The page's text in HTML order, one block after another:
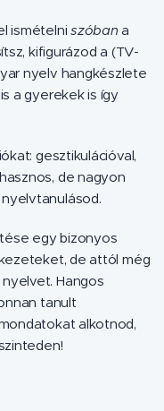
ismételniszóbana
kifigurázod a (TV-
nyelv hangkészlete
a gyerekek is így
gesztikulációval,
de nagyon
egy bizonyos
de attól még
Hangos
tanult
alkotnod,